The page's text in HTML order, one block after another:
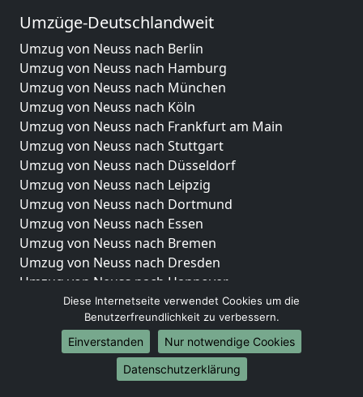
Umzüge-Deutschlandweit
Umzug von Neuss nach Berlin
Umzug von Neuss nach Hamburg
Umzug von Neuss nach München
Umzug von Neuss nach Köln
Umzug von Neuss nach Frankfurt am Main
Umzug von Neuss nach Stuttgart
Umzug von Neuss nach Düsseldorf
Umzug von Neuss nach Leipzig
Umzug von Neuss nach Dortmund
Umzug von Neuss nach Essen
Umzug von Neuss nach Bremen
Umzug von Neuss nach Dresden
Umzug von Neuss nach Hannover
Umzug von Neuss nach Nürnberg
Umzug von Neuss nach Duisburg
Umzug von Neuss nach Bochum
Umzug von Neuss nach Wuppertal
Umzug von Neuss nach Bielefeld
Diese Internetseite verwendet Cookies um die
Benutzerfreundlichkeit zu verbessern.
Einverstanden
Nur notwendige Cookies
Datenschutzerklärung